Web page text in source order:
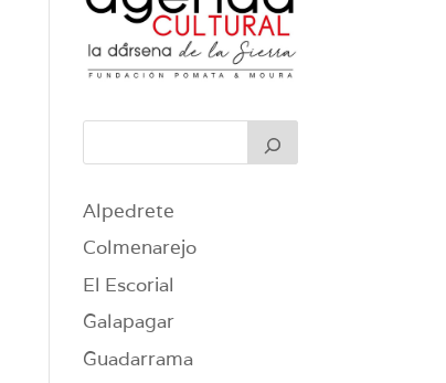
Alpedrete
Colmenarejo
El Escorial
Galapagar
Guadarrama